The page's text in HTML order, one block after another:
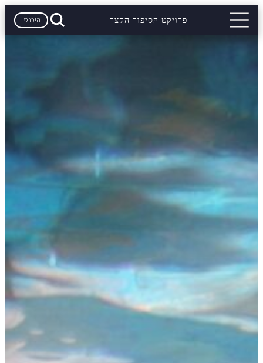
פרויקט הסיפור הקצר היכנסו